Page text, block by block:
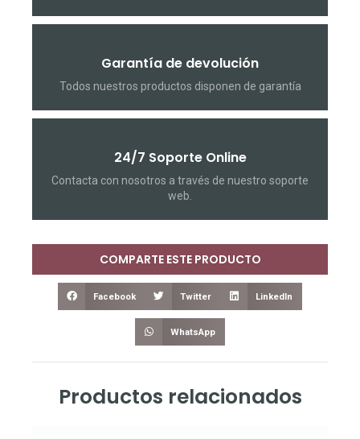
Garantía de devolución
Todos nuestros productos disponen de garantía
24/7 Soporte Online
Contacta con nosotros a través de nuestro soporte
web.
COMPARTE ESTE PRODUCTO
Facebook Twitter LinkedIn
WhatsApp
Productos relacionados